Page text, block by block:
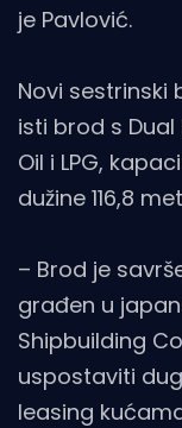
je Pavlović.
Novi sestrinski
isti brod s Dual
Oil i LPG,
dužine 116,8
– Brod je
građen u
Shipbuilding
uspostaviti
leasing